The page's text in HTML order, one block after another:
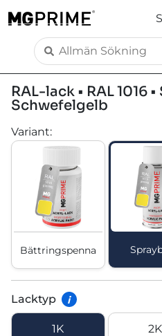
RAL-lack • RAL 1016
Schwefelgelb
Variant:
Bättringspenna
Lacktyp i
1K 2K